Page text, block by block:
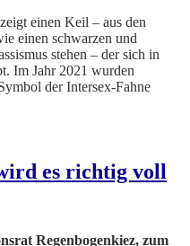
einen Keil – aus den
einen schwarzen und
stehen – der sich in
Im Jahr 2021 wurden
der Intersex-Fahne
es richtig voll
Regenbogenkiez, zum